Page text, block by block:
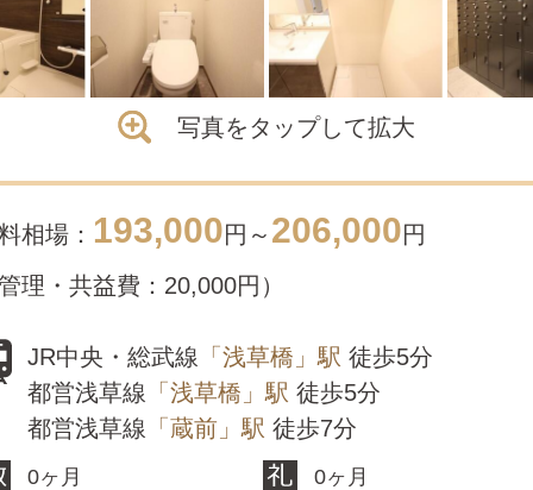
写真をタップして拡大
相場： 193,000円～ 206,000円
理・共益費：20,000円）
JR中央・総武線 「浅草橋」駅 徒歩5分
都営浅草線 「浅草橋」駅 徒歩5分
都営浅草線 「蔵前」駅 徒歩7分
0ヶ月
0ヶ月